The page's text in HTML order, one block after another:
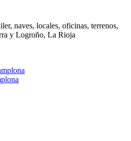
naves, locales, oficinas, terrenos,
y Logroño, La Rioja